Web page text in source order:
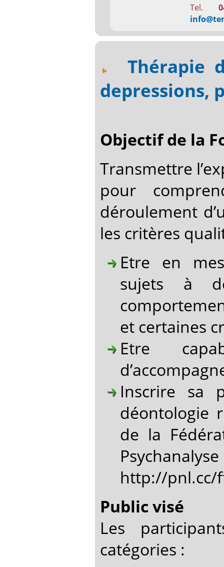
Tel.
Thérapie
depressions,
Objectif de la
Transmettre
pour
déroulement
les critères
Etre en
sujets à
et certaines
Etre
Inscrire sa
déontologie
de la
http://pnl.cc/
Public visé
Les
catégories :